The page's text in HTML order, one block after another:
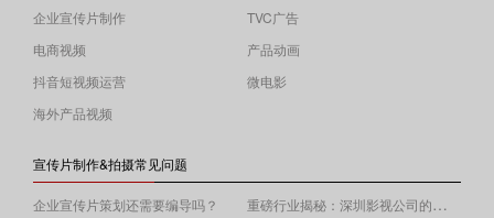
企业宣传片制作
TVC广告
电商视频
产品动画
抖音短视频运营
微电影
海外产品视频
宣传片制作&拍摄常见问题
企业宣传片策划还需要编导吗？ 重磅行业揭秘：深圳影视公司的收费逻辑！